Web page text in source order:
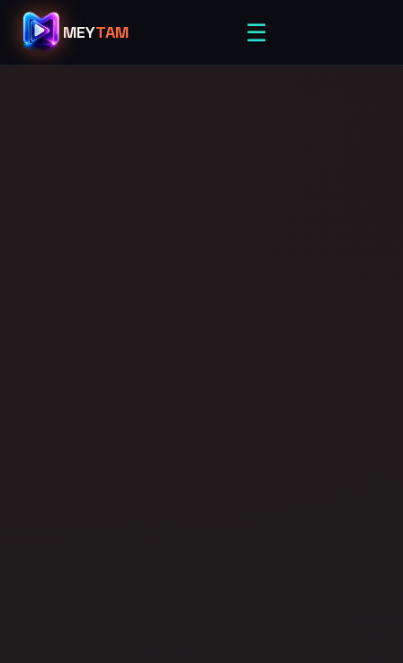
MEYTAM ☰